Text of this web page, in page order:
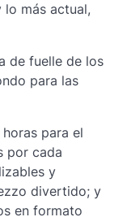
lo más actual,
de fuelle de los
para las
para el
por cada
y
divertido; y
en formato